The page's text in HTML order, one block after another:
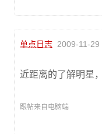
单点日志 2009-11-29
近距离的了解明星
跟帖来自电脑端